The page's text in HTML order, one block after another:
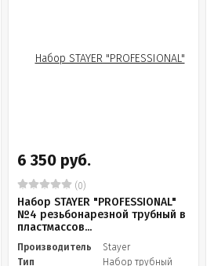
6 350 руб.
(0)
Набор STAYER "PROFESSIONAL"
№4 резьбонарезной трубный в
пластмассов...
Производитель
Stayer
Тип
Набор трубный